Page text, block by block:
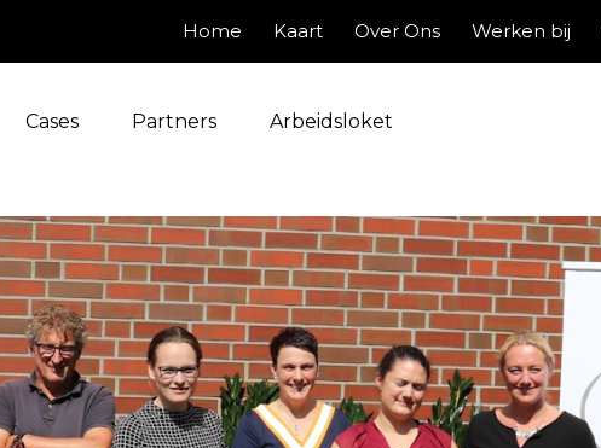
Home Kaart Over Ons Werken bij
Cases Partners Arbeidsloket